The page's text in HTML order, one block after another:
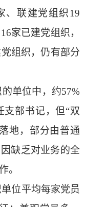
、联建党组织19
家已建党组织，
组织，仍有部分
单位中，约57%
支部书记，但“双
地，部分由普通
缺乏对业务的全
。
位平均每家党员